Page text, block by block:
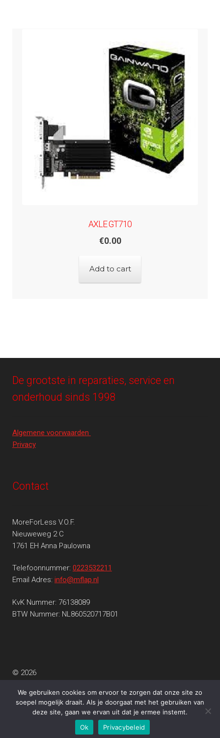
AXLE GT710
€0.00
Add to cart
De grootste in reparaties, service en
onderhoud sinds 1998
Algemene voorwaarden
Privacy
Contact
MoreForLess V.O.F.
Nieuweweg 2 C
1761 EH Anna Paulowna
Telefoonnummer: 0223532211
Email Adres: info@mflap.nl
KvK Nummer: 76138089
BTW Nummer: NL860520717B01
© 2026
We gebruiken cookies om ervoor te zorgen dat onze site zo
soepel mogelijk draait. Als je doorgaat met het gebruiken van
deze site, gaan we ervan uit dat je ermee instemt.
Ok
Privacybeleid